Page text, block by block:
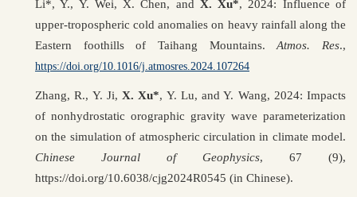
Li*, Y., Y. Wei, X. Chen, and X. Xu*, 2024: Influence of
upper-tropospheric cold anomalies on heavy rainfall along the
Eastern foothills of Taihang Mountains.Atmos. Res.,
https://doi.org/10.1016/j.atmosres.2024.107264
Zhang, R., Y. Ji, X. Xu*, Y. Lu, and Y. Wang, 2024: Impacts
of nonhydrostatic orographic gravity wave parameterization
on the simulation of atmospheric circulation in climate model.
Chinese Journal of Geophysics, 67 (9),
https://doi.org/10.6038/cjg2024R0545 (in Chinese).